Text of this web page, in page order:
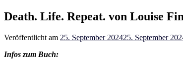
Death. Life. Repeat. von Louise
Veröffentlicht am 25. September 202425. September
Infos zum Buch: